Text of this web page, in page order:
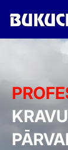
KRAVU